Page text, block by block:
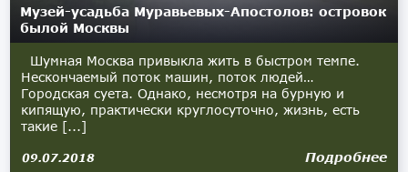
Музей-усадьба Муравьевых-Апостолов: островок
былой Москвы
Шумная Москва привыкла жить в быстром темпе.
Нескончаемый поток машин, поток людей…
Городская суета. Однако, несмотря на бурную и
кипящую, практически круглосуточно, жизнь, есть
такие [...]
09.07.2018 Подробнее